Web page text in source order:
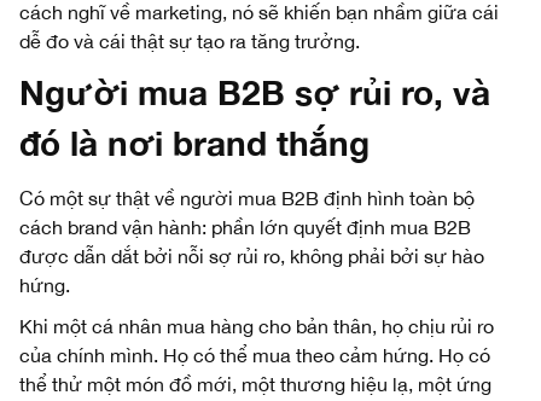
cách nghĩ về marketing, nó sẽ khiến bạn nhầm giữa cái
dễ đo và cái thật sự tạo ra tăng trưởng.
Người mua B2B sợ rủi ro, và
đó là nơi brand thắng
Có một sự thật về người mua B2B định hình toàn bộ
cách brand vận hành: phần lớn quyết định mua B2B
được dẫn dắt bởi nỗi sợ rủi ro, không phải bởi sự hào
hứng.
Khi một cá nhân mua hàng cho bản thân, họ chịu rủi ro
của chính mình. Họ có thể mua theo cảm hứng. Họ có
thể thử một món đồ mới, một thương hiệu lạ, một ứng